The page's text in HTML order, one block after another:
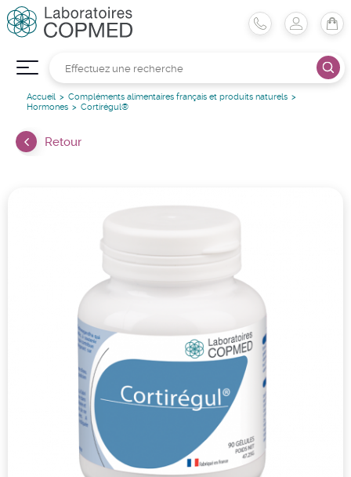
Accueil
Compléments alimentaires français et produits naturels
Hormones
Cortirégul®
Retour